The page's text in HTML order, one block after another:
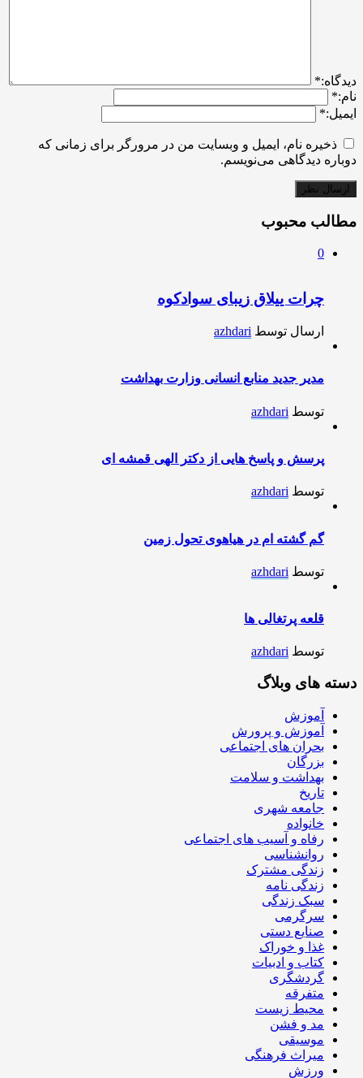
ديدگاه:*
نام:*
ایمیل:*
ذخیره نام، ایمیل و وبسایت من در مرورگر برای زمانی که
دوباره دیدگاهی می‌نویسم.
مطالب محبوب
0
چرات ییلاق زیبای سوادکوه
ارسال توسط azhdari
مدیر جدید منابع انسانی وزارت بهداشت
توسط azhdari
پرسش و پاسخ هایی از دکتر الهی قمشه ای
توسط azhdari
گم گشته ام در هیاهوی تحول زمین
توسط azhdari
قلعه پرتغالی ها
توسط azhdari
دسته های وبلاگ
آموزش
آموزش و پرورش
بحران های اجتماعی
بزرگان
بهداشت و سلامت
تاریخ
جامعه شهری
خانواده
رفاه و آسیب های اجتماعی
روانشناسی
زندگی مشترک
زندگی نامه
سبک زندگی
سرگرمی
صنایع دستی
غذا و خوراک
کتاب و ادبیات
گردشگری
متفرقه
محیط زیست
مد و فشن
موسیقی
میراث فرهنگی
ورزش